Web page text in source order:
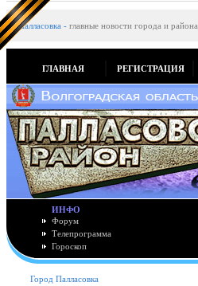
Палласовка - главные новости города и района
ГЛАВНАЯ РЕГИСТРАЦИЯ
ИНФО
Форум
Телепрограмма
Гороскоп
Город Палласовка